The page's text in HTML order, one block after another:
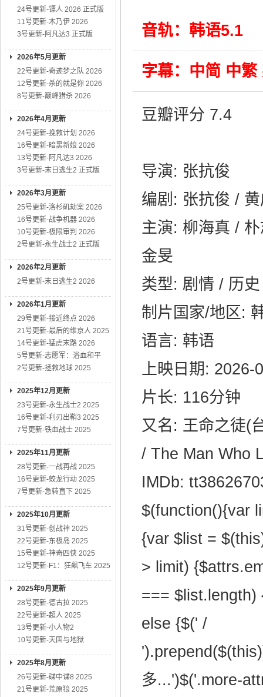
24号更新-镖人 2026 正式版
11号更新-木乃伊 2026
3号更新-阿凡达3 正式版
2026年5月更新
22号更新-奇迹梦之队 2026
12号更新-杀的就是你 2026
8号更新-巅峰猎杀 2026
2026年4月更新
24号更新-挽救计划 2026
16号更新-暗黑新娘 2026
13号更新-阿凡达3 2026
3号更新-末日逃生2 正式版
2026年3月更新
25号更新-洛杉矶劫案 2026
16号更新-战争机器 2026
10号更新-极限审判 2026
2号更新-永生战士2 正式版
2026年2月更新
2号更新-末日逃生2 2026
2026年1月更新
29号更新-接近终点 2026
21号更新-最后的维京人 2025
14号更新-猛虎末路 2026
5号更新-志愿军：浴血和平
2号更新-拯救地球 2025
2025年12月更新
23号更新-永生战士2 2025
16号更新-利刃出鞘3 2025
7号更新-铁血战士 2025
2025年11月更新
28号更新-一战再战 2025
16号更新-蛟龙行动 2025
7号更新-急转直下 2025
2025年10月更新
31号更新-创战神 2025
22号更新-东极岛 2025
15号更新-神奇四侠 2025
12号更新-F1：狂飙飞车 2025
2025年9月更新
28号更新-德古拉 2025
22号更新-超人 2025
13号更新-小人物2
10号更新-天国与地狱
2025年8月更新
26号更新-碟中谍8 2025
21号更新-荒原狼 2025
音轨：韩语5.1
字幕：中简 中繁
豆瓣评分 7.4
导演: 张抗俊
编剧: 张抗俊 /
主演: 柳海真 /
金旻
类型: 剧情 / 历史
制片国家/地区:
语言: 韩语
上映日期: 2026-
片长: 116分钟
又名: 王命之徒(
/ The Man Who
IMDb:
$(function(){var
{var $list =
> limit)
=== $list.length)
else {$(' /
多...')$('.more-